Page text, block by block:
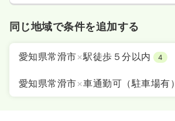
同じ地域で条件を追加する
愛知県常滑市×駅徒歩５分以内 4
愛知県常滑市×車通勤可（駐車場有）